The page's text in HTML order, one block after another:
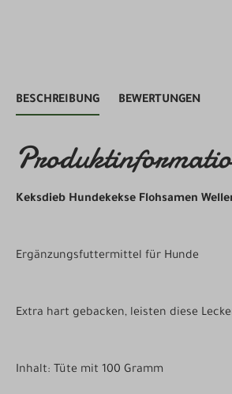
BESCHREIBUNG BEWERTUNGEN
Keksdieb Hundekekse Flohsamen
Ergänzungsfuttermittel für Hunde
Extra hart gebacken, leisten diese
Inhalt: Tüte mit 100 Gramm